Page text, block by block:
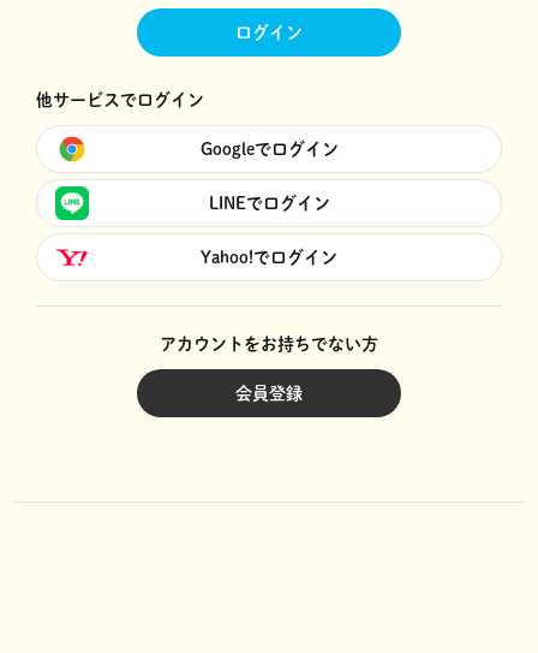
ログイン
他サービスでログイン
Googleでログイン
LINEでログイン
Yahoo!でログイン
アカウントをお持ちでない方
会員登録